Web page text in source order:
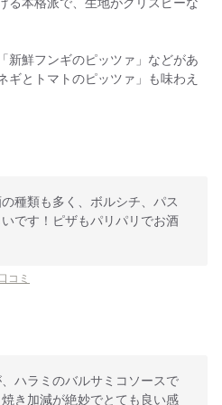
る本格派で、生地がクリスピーな
新鮮フンギのピッツァ」などがあ
ギとトマトのピッツァ」も味わえ
種類も多く、ボルシチ、パス
です！ピザもパリパリでお酒
コミ
ハラミのバルサミコソースで
き加減が絶妙でとても良い感